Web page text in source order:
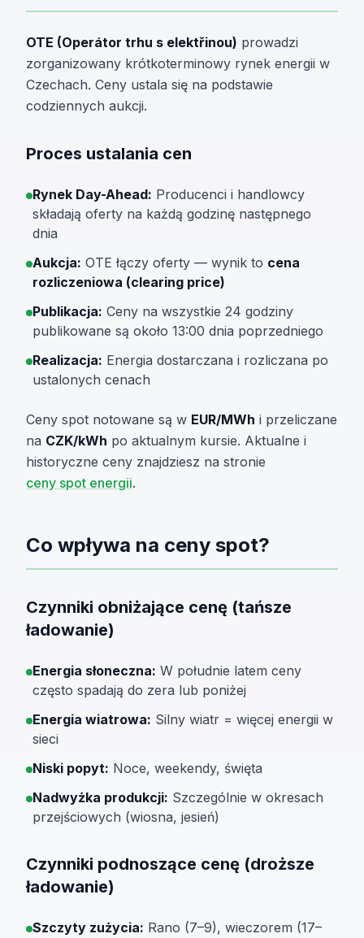
OTE (Operátor trhu s elektřinou) prowadzi
zorganizowany krótkoterminowy rynek energii w
Czechach. Ceny ustala się na podstawie
codziennych aukcji.
Proces ustalania cen
Rynek Day-Ahead: Producenci i handlowcy
składają oferty na każdą godzinę następnego
dnia
Aukcja: OTE łączy oferty — wynik to cena
rozliczeniowa (clearing price)
Publikacja: Ceny na wszystkie 24 godziny
publikowane są około 13:00 dnia poprzedniego
Realizacja: Energia dostarczana i rozliczana po
ustalonych cenach
Ceny spot notowane są w EUR/MWh i przeliczane
na CZK/kWh po aktualnym kursie. Aktualne i
historyczne ceny znajdziesz na stronie
ceny spot energii.
Co wpływa na ceny spot?
Czynniki obniżające cenę (tańsze
ładowanie)
Energia słoneczna: W południe latem ceny
często spadają do zera lub poniżej
Energia wiatrowa: Silny wiatr = więcej energii w
sieci
Niski popyt: Noce, weekendy, święta
Nadwyżka produkcji: Szczególnie w okresach
przejściowych (wiosna, jesień)
Czynniki podnoszące cenę (droższe
ładowanie)
Szczyty zużycia: Rano (7–9), wieczorem (17–